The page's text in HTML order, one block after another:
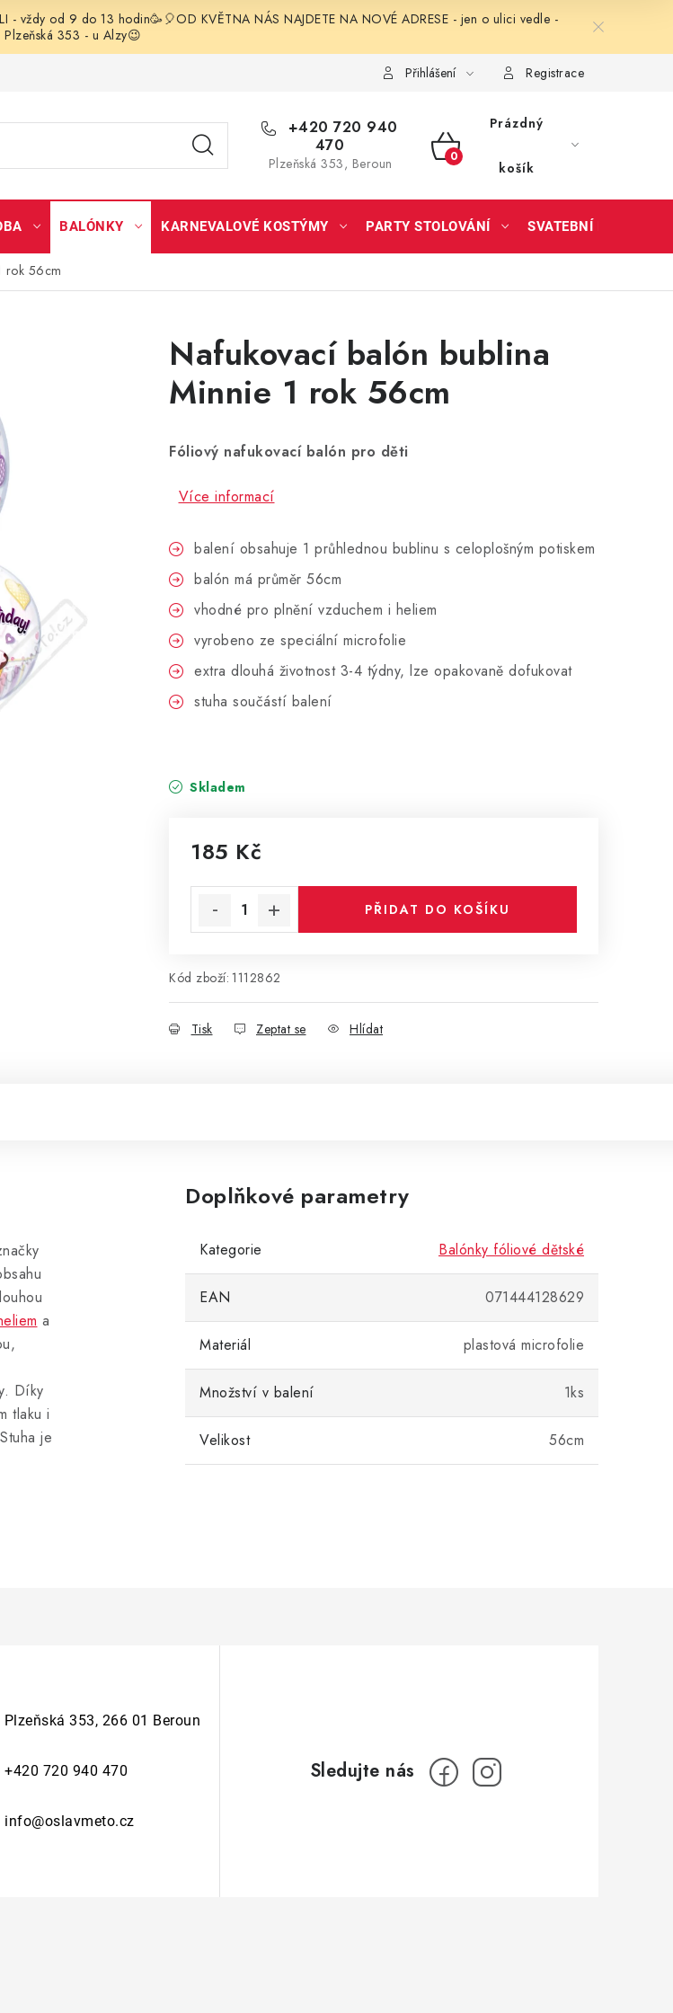
- vždy od 9 do 13 hodin🥳🎈OD KVĚTNA NÁS NAJDETE NA NOVÉ ADRESE - jen o ulici vedle -
Plzeňská 353 - u Alzy😉
Přihlášení Registrace
+420 720 940
470
Plzeňská 353, Beroun
NÁKUPNÍ
Prázdný
košík
BALÓNKY KARNEVALOVÉ KOSTÝMY PARTY STOLOVÁNÍ SVATEBNÍ DOPLŇKY
rok 56cm
Nafukovací balón bublina
Minnie 1 rok 56cm
Fóliový nafukovací balón pro děti
Více informací
balení obsahuje 1 průhlednou bublinu s celoplošným potiskem
balón má průměr 56cm
vhodné pro plnění vzduchem i heliem
vyrobeno ze speciální microfolie
extra dlouhá životnost 3-4 týdny, lze opakovaně dofukovat
stuha součástí balení
Skladem
185 Kč
PŘIDAT DO KOŠÍKU
Kód zboží: 1112862
Tisk Zeptat se Hlídat
a
Díky
tlaku i
je
Doplňkové parametry
Kategorie Balónky fóliové dětské
EAN 071444128629
Materiál plastová microfolie
Množství v balení 1ks
Velikost 56cm
Plzeňská 353, 266 01 Beroun
+420 720 940 470
info@oslavmeto.cz